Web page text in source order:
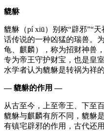
貔貅
貔貅（pí xiū）别称“辟邪”“
话传说的一种凶猛的瑞兽。
龟、麒麟），称为招财神兽
专为帝王守护财宝，也是皇
水学者认为貔貅是转祸为祥
— 貔貅的作用 —
从古至今，上至帝王、下至
貔貅与麒麟有所不同，貔貅
有镇宅辟邪的作用，古代还